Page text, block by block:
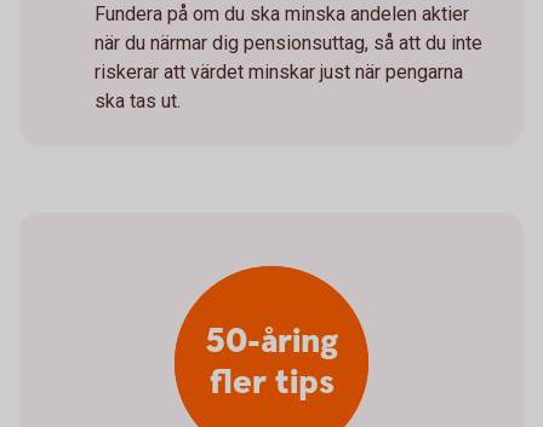
Fundera på om du ska minska andelen aktier
när du närmar dig pensionsuttag, så att du inte
riskerar att värdet minskar just när pengarna
ska tas ut.
50-åring
fler tips